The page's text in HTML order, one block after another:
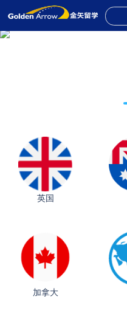
英国
加拿大